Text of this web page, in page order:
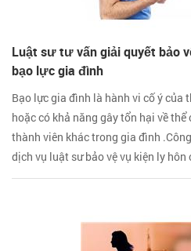
Luật sư tư vấn giải quyết bảo
bạo lực gia đình
Bạo lực gia đình là hành vi cố ý của
hoặc có khả năng gây tổn hại về
thành viên khác trong gia đình
dịch vụ luật sư bảo vệ vụ kiện ly